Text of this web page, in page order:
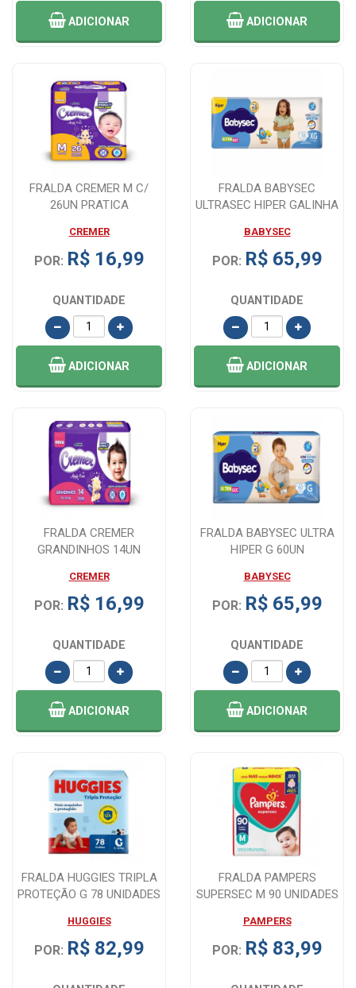
ADICIONAR ADICIONAR
FRALDA CREMER M C/
26UN PRATICA
CREMER
POR: R$ 16,99
QUANTIDADE
ADICIONAR
FRALDA BABYSEC
ULTRASEC HIPER GALINHA
BABYSEC
POR: R$ 65,99
QUANTIDADE
ADICIONAR
FRALDA CREMER
GRANDINHOS 14UN
CREMER
POR: R$ 16,99
QUANTIDADE
ADICIONAR
FRALDA BABYSEC ULTRA
HIPER G 60UN
BABYSEC
POR: R$ 65,99
QUANTIDADE
ADICIONAR
FRALDA HUGGIES TRIPLA
PROTEÇÃO G 78 UNIDADES
HUGGIES
POR: R$ 82,99
FRALDA PAMPERS
SUPERSEC M 90 UNIDADES
PAMPERS
POR: R$ 83,99